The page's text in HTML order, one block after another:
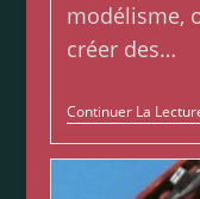
modélisme,
créer des…
Continuer La